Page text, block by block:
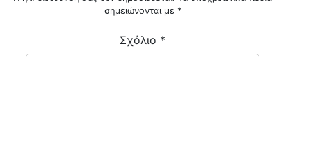
σημειώνονται με *
Σχόλιο *